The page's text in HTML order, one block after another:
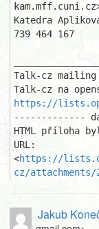
Katedra
739 464 167
Talk-cz
https://
-------------
HTML příloha
URL:
<https://
cz/attachments/
Jakub